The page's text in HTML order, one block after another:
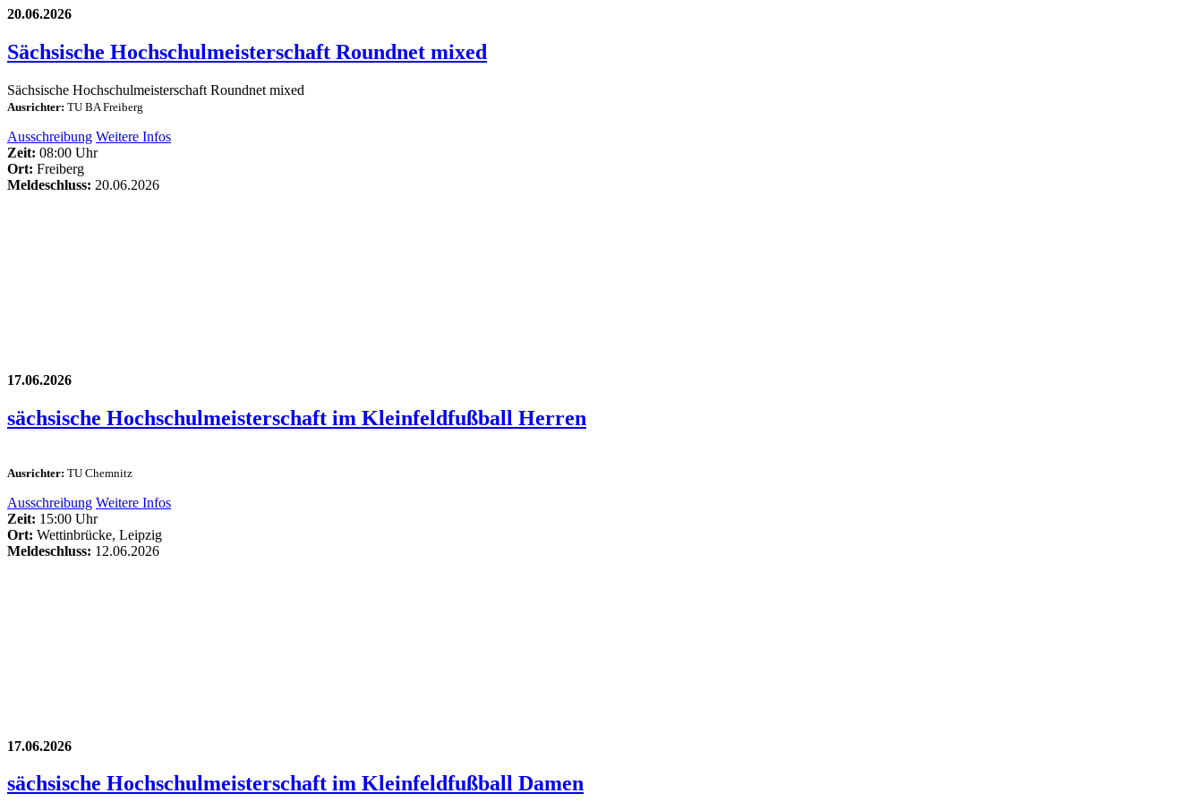
20.06.2026
Sächsische Hochschulmeisterschaft Roundnet mixed
Sächsische Hochschulmeisterschaft Roundnet mixed
Ausrichter: TU BA Freiberg
Ausschreibung Weitere Infos
Zeit: 08:00 Uhr
Ort: Freiberg
Meldeschluss: 20.06.2026
17.06.2026
sächsische Hochschulmeisterschaft im Kleinfeldfußball Herren
Ausrichter: TU Chemnitz
Ausschreibung Weitere Infos
Zeit: 15:00 Uhr
Ort: Wettinbrücke, Leipzig
Meldeschluss: 12.06.2026
17.06.2026
sächsische Hochschulmeisterschaft im Kleinfeldfußball Damen